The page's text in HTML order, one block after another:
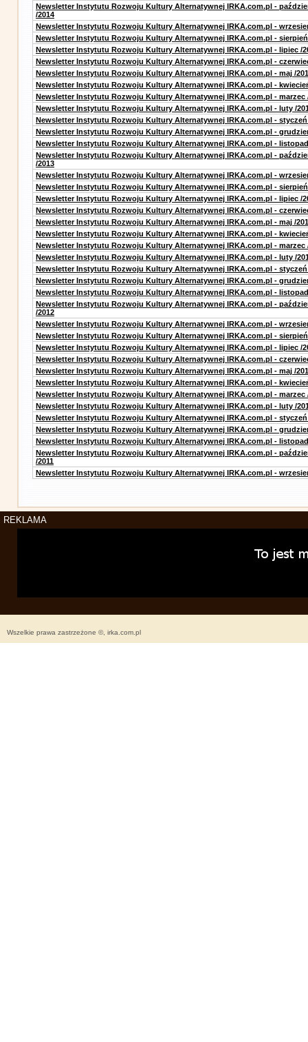
Newsletter Instytutu Rozwoju Kultury Alternatywnej IRKA.com.pl -
/2014
Newsletter Instytutu Rozwoju Kultury Alternatywnej IRKA.com.pl -
Newsletter Instytutu Rozwoju Kultury Alternatywnej IRKA.com.pl - sierpień
Newsletter Instytutu Rozwoju Kultury Alternatywnej IRKA.com.pl - lipiec /
Newsletter Instytutu Rozwoju Kultury Alternatywnej IRKA.com.pl -
Newsletter Instytutu Rozwoju Kultury Alternatywnej IRKA.com.pl - maj /
Newsletter Instytutu Rozwoju Kultury Alternatywnej IRKA.com.pl -
Newsletter Instytutu Rozwoju Kultury Alternatywnej IRKA.com.pl - marzec
Newsletter Instytutu Rozwoju Kultury Alternatywnej IRKA.com.pl - luty /
Newsletter Instytutu Rozwoju Kultury Alternatywnej IRKA.com.pl - styczeń
Newsletter Instytutu Rozwoju Kultury Alternatywnej IRKA.com.pl -
Newsletter Instytutu Rozwoju Kultury Alternatywnej IRKA.com.pl - listopad
Newsletter Instytutu Rozwoju Kultury Alternatywnej IRKA.com.pl -
/2013
Newsletter Instytutu Rozwoju Kultury Alternatywnej IRKA.com.pl -
Newsletter Instytutu Rozwoju Kultury Alternatywnej IRKA.com.pl - sierpień
Newsletter Instytutu Rozwoju Kultury Alternatywnej IRKA.com.pl - lipiec /
Newsletter Instytutu Rozwoju Kultury Alternatywnej IRKA.com.pl -
Newsletter Instytutu Rozwoju Kultury Alternatywnej IRKA.com.pl - maj /
Newsletter Instytutu Rozwoju Kultury Alternatywnej IRKA.com.pl -
Newsletter Instytutu Rozwoju Kultury Alternatywnej IRKA.com.pl - marzec
Newsletter Instytutu Rozwoju Kultury Alternatywnej IRKA.com.pl - luty /
Newsletter Instytutu Rozwoju Kultury Alternatywnej IRKA.com.pl - styczeń
Newsletter Instytutu Rozwoju Kultury Alternatywnej IRKA.com.pl -
Newsletter Instytutu Rozwoju Kultury Alternatywnej IRKA.com.pl - listopad
Newsletter Instytutu Rozwoju Kultury Alternatywnej IRKA.com.pl -
/2012
Newsletter Instytutu Rozwoju Kultury Alternatywnej IRKA.com.pl -
Newsletter Instytutu Rozwoju Kultury Alternatywnej IRKA.com.pl - sierpień
Newsletter Instytutu Rozwoju Kultury Alternatywnej IRKA.com.pl - lipiec /
Newsletter Instytutu Rozwoju Kultury Alternatywnej IRKA.com.pl -
Newsletter Instytutu Rozwoju Kultury Alternatywnej IRKA.com.pl - maj /
Newsletter Instytutu Rozwoju Kultury Alternatywnej IRKA.com.pl -
Newsletter Instytutu Rozwoju Kultury Alternatywnej IRKA.com.pl - marzec
Newsletter Instytutu Rozwoju Kultury Alternatywnej IRKA.com.pl - luty /
Newsletter Instytutu Rozwoju Kultury Alternatywnej IRKA.com.pl - styczeń
Newsletter Instytutu Rozwoju Kultury Alternatywnej IRKA.com.pl -
Newsletter Instytutu Rozwoju Kultury Alternatywnej IRKA.com.pl - listopad
Newsletter Instytutu Rozwoju Kultury Alternatywnej IRKA.com.pl -
/2011
Newsletter Instytutu Rozwoju Kultury Alternatywnej IRKA.com.pl -
REKLAMA
Wszelkie prawa zastrzeżone ©, irka.com.pl